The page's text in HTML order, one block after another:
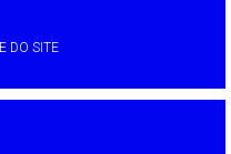
DO SITE